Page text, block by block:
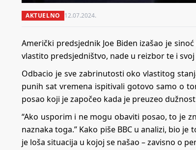
AKTUELNO 12.07.2024.
Američki predsjednik Joe Biden izašao je
vlastito predsjedništvo, nade u reizbor te i
Odbacio je sve zabrinutosti oko vlastitog
punih sat vremena ispitivali gotovo samo o
posao koji je započeo kada je preuzeo
“Ako usporim i ne mogu obaviti posao, to je
naznaka toga.” Kako piše BBC u analizi, bio
je loša situacija u kojoj se našao – zavisno o